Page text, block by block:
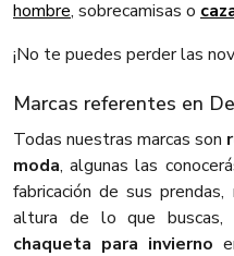
hombre, sobrecamisas o
¡No te puedes perder las
Marcas referentes en
Todas nuestras marcas son
moda, algunas las
fabricación de sus
altura de lo que buscas,
chaqueta para invierno